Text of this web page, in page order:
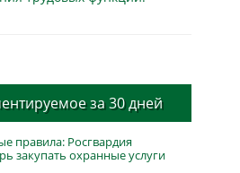
за 30 дней
правила: Росгвардия
закупать охранные услуги